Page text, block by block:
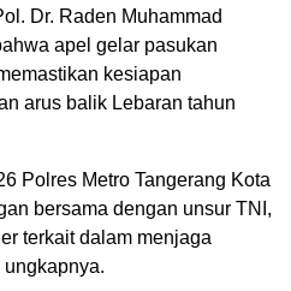
Dr. Raden Muhammad
apel gelar pasukan
kesiapan
arus balik Lebaran tahun
Polres Metro Tangerang Kota
bersama dengan unsur TNI,
terkait dalam menjaga
ungkapnya.